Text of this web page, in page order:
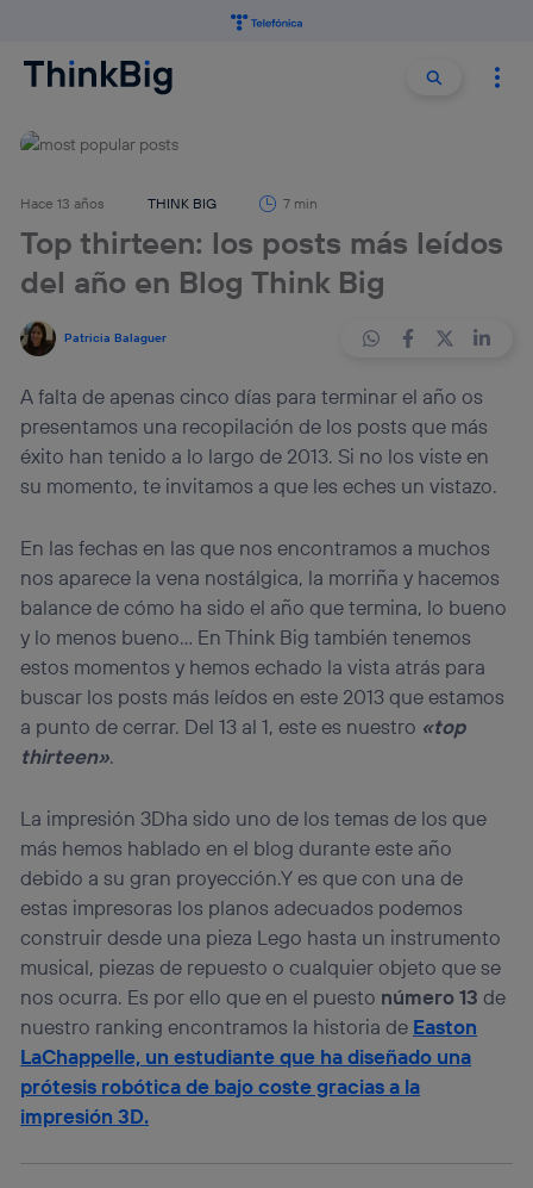
Buscar
Hace 13 años THINK BIG 7 min
Top thirteen: los posts más leídos
del año en Blog Think Big
Patricia Balaguer
A falta de apenas cinco días para terminar el año os
presentamos una recopilación de los posts que más
éxito han tenido a lo largo de 2013. Si no los viste en
su momento, te invitamos a que les eches un vistazo.
En las fechas en las que nos encontramos a muchos
nos aparece la vena nostálgica, la morriña y hacemos
balance de cómo ha sido el año que termina, lo bueno
y lo menos bueno… En Think Big también tenemos
estos momentos y hemos echado la vista atrás para
buscar los posts más leídos en este 2013 que estamos
a punto de cerrar. Del 13 al 1, este es nuestro «top
thirteen».
La impresión 3Dha sido uno de los temas de los que
más hemos hablado en el blog durante este año
debido a su gran proyección.Y es que con una de
estas impresoras los planos adecuados podemos
construir desde una pieza Lego hasta un instrumento
musical, piezas de repuesto o cualquier objeto que se
nos ocurra. Es por ello que en el puesto número 13 de
nuestro ranking encontramos la historia de Easton
LaChappelle, un estudiante que ha diseñado una
prótesis robótica de bajo coste gracias a la
impresión 3D.